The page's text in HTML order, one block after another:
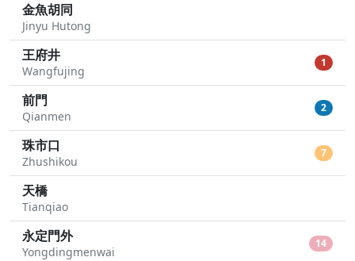
金魚胡同
Jinyu Hutong
王府井
Wangfujing
1
前門
Qianmen
2
珠市口
Zhushikou
7
天橋
Tianqiao
永定門外
Yongdingmenwai
14